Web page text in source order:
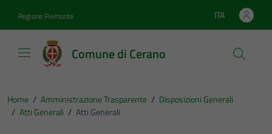
Regione Piemonte Lingua attiva:
ITA
Comune di Cerano
Home / Amministrazione Trasparente / Disposizioni Generali
/ Atti Generali / Atti Generali